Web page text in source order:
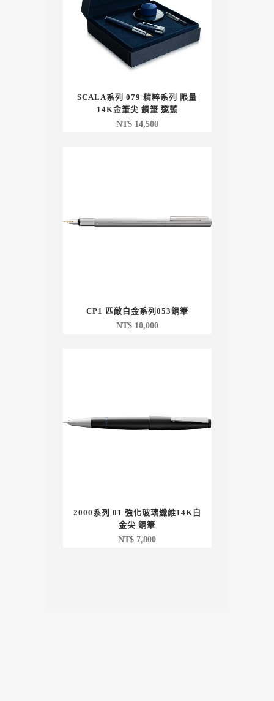
SCALA系列 079 精粹系列 限量
14K金筆尖 鋼筆 邃藍
NT$14,500
CP1 匹敵白金系列053鋼筆
NT$10,000
2000系列 01 強化玻璃纖維14K白
金尖 鋼筆
NT$ 7,800